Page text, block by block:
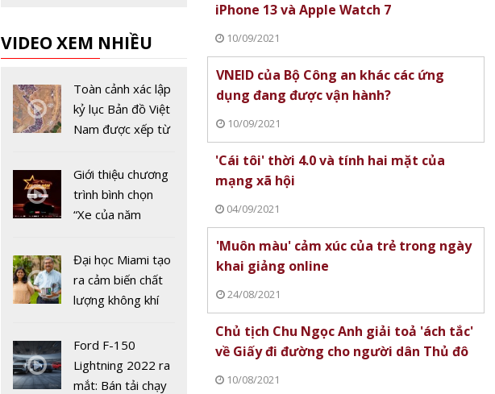
‘bùng nổ’
SJC trong nước
ngày 15/5: Vàng
vẫn là ‘kênh trú ẩn
Dự báo giá vàng
SJC trong nước
ngày 14/5: Mất
VIDEO XEM NHIỀU
Toàn cảnh xác lập
kỷ lục Bản đồ Việt
Nam được xếp từ
năm 2022
Giới thiệu chương
trình bình chọn
“Xe của năm
Đại học Miami tạo
ra cảm biến chất
lượng không khí
19
Ford F-150
Lightning 2022 ra
mắt: Bán tải chạy
iPhone 13 và Apple Watch 7
10/09/2021
VNEID của Bộ Công an khác các ứng
dụng đang được vận hành?
10/09/2021
'Cái tôi' thời 4.0 và tính hai mặt của
mạng xã hội
04/09/2021
'Muôn màu' cảm xúc của trẻ trong ngày
khai giảng online
24/08/2021
Chủ tịch Chu Ngọc Anh giải toả 'ách tắc'
về Giấy đi đường cho người dân Thủ đô
10/08/2021